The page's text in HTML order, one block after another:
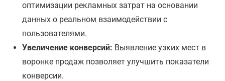
оптимизации рекламных затрат на основании
данных о реальном взаимодействии с
пользователями.
Увеличение конверсий: Выявление узких мест в
воронке продаж позволяет улучшить показатели
конверсии.